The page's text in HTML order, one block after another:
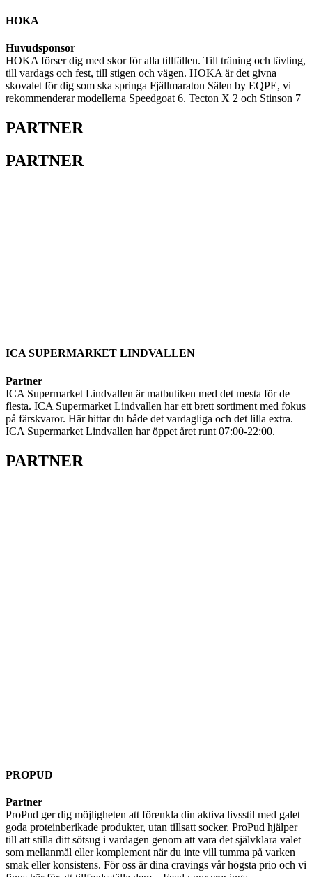
HOKA
Huvudsponsor
HOKA förser dig med skor för alla tillfällen. Till träning och tävling,
till vardags och fest, till stigen och vägen. HOKA är det givna
skovalet för dig som ska springa Fjällmaraton Sälen by EQPE, vi
rekommenderar modellerna Speedgoat 6. Tecton X 2 och Stinson 7
PARTNER
PARTNER
ICA SUPERMARKET LINDVALLEN
Partner
ICA Supermarket Lindvallen är matbutiken med det mesta för de
flesta. ICA Supermarket Lindvallen har ett brett sortiment med fokus
på färskvaror. Här hittar du både det vardagliga och det lilla extra.
ICA Supermarket Lindvallen har öppet året runt 07:00-22:00.
PARTNER
PROPUD
Partner
ProPud ger dig möjligheten att förenkla din aktiva livsstil med galet
goda proteinberikade produkter, utan tillsatt socker. ProPud hjälper
till att stilla ditt sötsug i vardagen genom att vara det självklara valet
som mellanmål eller komplement när du inte vill tumma på varken
smak eller konsistens. För oss är dina cravings vår högsta prio och vi